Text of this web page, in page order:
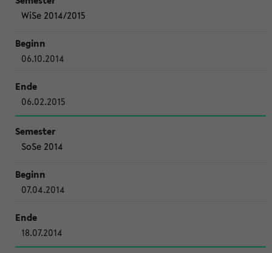
WiSe 2014/2015
06.10.2014
06.02.2015
SoSe 2014
07.04.2014
18.07.2014